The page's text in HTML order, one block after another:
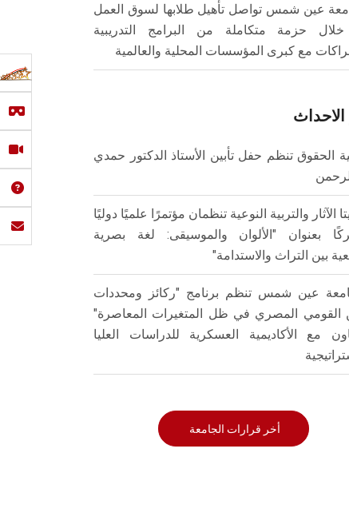
عين شمس تواصل تأهيل طلابها لسوق العمل
حزمة متكاملة من البرامج التدريبية
مع كبرى المؤسسات المحلية والعالمية
الاحداث
الحقوق تنظم حفل تأبين الأستاذ الدكتور حمدي
الآثار والتربية النوعية تنظمان مؤتمرًا علميًا دوليًا
بعنوان "الألوان والموسيقى: لغة بصرية
بين التراث والاستدامة"
عين شمس تنظم برنامج "ركائز ومحددات
القومي المصري في ظل المتغيرات المعاصرة"
مع الأكاديمية العسكرية للدراسات العليا
أخر قرارات الجامعة